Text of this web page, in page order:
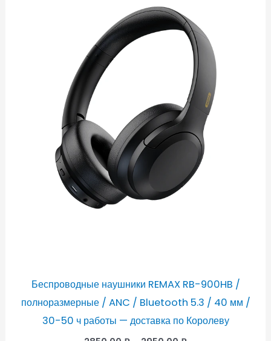
Беспроводные наушники REMAX RB-900HB /
полноразмерные / ANC / Bluetooth 5.3 / 40 мм /
30-50 ч работы — доставка по Королеву